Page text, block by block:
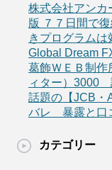
株式会社アンカ
版 ７７日間で
きプログラムは
Global Dream
葛飾ＷＥＢ制作
ィター）3000
話題の【JCB
バレ 暴露と口
カテゴリー